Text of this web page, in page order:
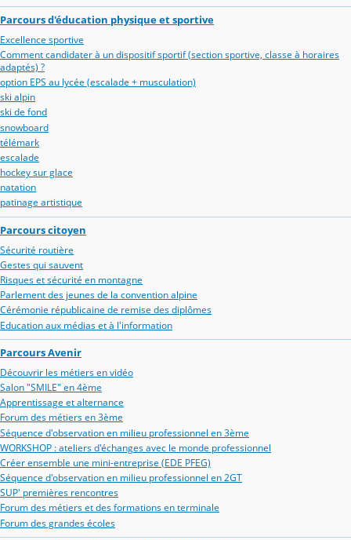
Parcours d'éducation physique et sportive
Excellence sportive
Comment candidater à un dispositif sportif (section sportive, classe à horaires
adaptés) ?
option EPS au lycée (escalade + musculation)
ski alpin
ski de fond
snowboard
télémark
escalade
hockey sur glace
natation
patinage artistique
Parcours citoyen
Sécurité routière
Gestes qui sauvent
Risques et sécurité en montagne
Parlement des jeunes de la convention alpine
Cérémonie républicaine de remise des diplômes
Education aux médias et à l'information
Parcours Avenir
Découvrir les métiers en vidéo
Salon "SMILE" en 4ème
Apprentissage et alternance
Forum des métiers en 3ème
Séquence d'observation en milieu professionnel en 3ème
WORKSHOP : ateliers d'échanges avec le monde professionnel
Créer ensemble une mini-entreprise (EDE PFEG)
Séquence d'observation en milieu professionnel en 2GT
SUP' premières rencontres
Forum des métiers et des formations en terminale
Forum des grandes écoles